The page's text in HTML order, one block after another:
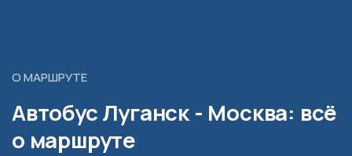
О МАРШРУТЕ
Автобус Луганск - Москва: всё
о маршруте